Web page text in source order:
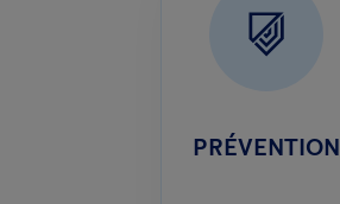
PRÉVENTION